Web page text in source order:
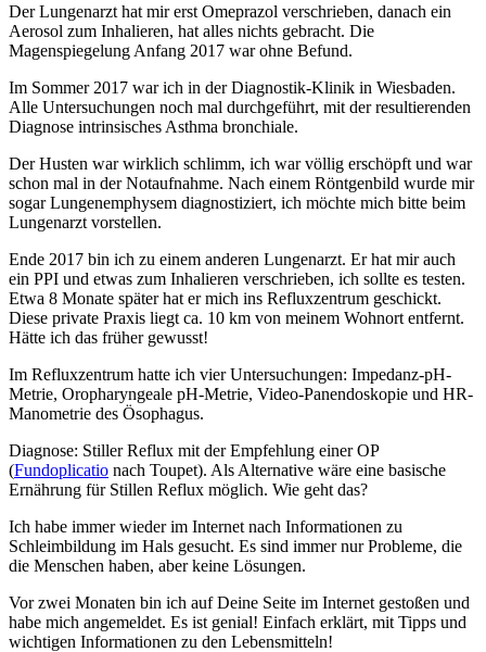
Der Lungenarzt hat mir erst Omeprazol verschrieben, danach ein
Aerosol zum Inhalieren, hat alles nichts gebracht. Die
Magenspiegelung Anfang 2017 war ohne Befund.
Im Sommer 2017 war ich in der Diagnostik-Klinik in Wiesbaden.
Alle Untersuchungen noch mal durchgeführt, mit der resultierenden
Diagnose intrinsisches Asthma bronchiale.
Der Husten war wirklich schlimm, ich war völlig erschöpft und war
schon mal in der Notaufnahme. Nach einem Röntgenbild wurde mir
sogar Lungenemphysem diagnostiziert, ich möchte mich bitte beim
Lungenarzt vorstellen.
Ende 2017 bin ich zu einem anderen Lungenarzt. Er hat mir auch
ein PPI und etwas zum Inhalieren verschrieben, ich sollte es testen.
Etwa 8 Monate später hat er mich ins Refluxzentrum geschickt.
Diese private Praxis liegt ca. 10 km von meinem Wohnort entfernt.
Hätte ich das früher gewusst!
Im Refluxzentrum hatte ich vier Untersuchungen: Impedanz-pH-
Metrie, Oropharyngeale pH-Metrie, Video-Panendoskopie und HR-
Manometrie des Ösophagus.
Diagnose: Stiller Reflux mit der Empfehlung einer OP
(Fundoplicatio nach Toupet). Als Alternative wäre eine basische
Ernährung für Stillen Reflux möglich. Wie geht das?
Ich habe immer wieder im Internet nach Informationen zu
Schleimbildung im Hals gesucht. Es sind immer nur Probleme, die
die Menschen haben, aber keine Lösungen.
Vor zwei Monaten bin ich auf Deine Seite im Internet gestoßen und
habe mich angemeldet. Es ist genial! Einfach erklärt, mit Tipps und
wichtigen Informationen zu den Lebensmitteln!